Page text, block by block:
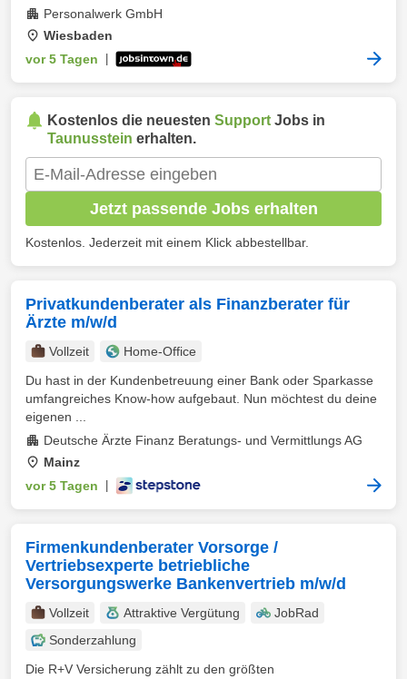
Personalwerk GmbH
Wiesbaden
vor 5 Tagen
Kostenlos die neuesten Support Jobs in
Taunusstein erhalten.
Jetzt passende Jobs erhalten
Kostenlos. Jederzeit mit einem Klick abbestellbar.
Privatkundenberater als Finanzberater für
Ärzte m/w/d
Vollzeit
Home-Office
Du hast in der Kundenbetreuung einer Bank oder Sparkasse
umfangreiches Know-how aufgebaut. Nun möchtest du deine
eigenen ...
Deutsche Ärzte Finanz Beratungs- und Vermittlungs AG
Mainz
vor 5 Tagen
Firmenkundenberater Vorsorge /
Vertriebsexperte betriebliche
Versorgungswerke Bankenvertrieb m/w/d
Vollzeit Attraktive Vergütung
JobRad
Sonderzahlung
Die R+V Versicherung zählt zu den größten